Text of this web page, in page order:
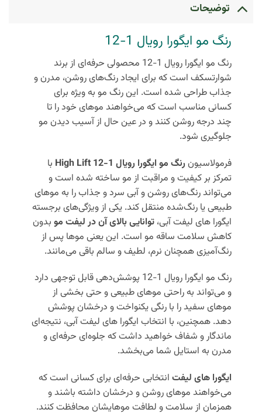
توضیحات
رنگ مو ایگورا رویال 1-12
رنگ مو ایگورا رویال 1-12
محصولی حرفه‌ای از برند
شوارتسکف است که برای ایجاد رنگ‌های روشن، مدرن و
جذاب طراحی شده است. این رنگ مو به ویژه برای
کسانی مناسب است که می‌خواهند موهای خود را تا
چند درجه روشن کنند و در عین حال از آسیب دیدن مو
جلوگیری شود.
فرمولاسیون رنگ مو ایگورا رویال 1-12 High Lift
با
تمرکز بر کیفیت و مراقبت از مو ساخته شده است و
می‌تواند رنگ‌های روشن و آبی سرد و جذاب را به موهای
طبیعی یا رنگ‌شده منتقل کند. یکی از ویژگی‌های برجسته
ایگورا های لیفت آبی، توانایی بالای آن در لیفت موبدون
کاهش سلامت ساقه مو است. این یعنی موها پس از
رنگ‌آمیزی همچنان نرم، لطیف و سالم باقی می‌مانند.
رنگ مو ایگورا رویال 1-12 پوشش‌دهی قابل توجهی دارد
و می‌تواند به راحتی موهای طبیعی و حتی بخشی از
موهای سفید را با رنگی یکنواخت و درخشان پوشش
دهد. همچنین، با انتخاب ایگورا های لیفت آبی، نتیجه‌ای
ماندگار و شفاف خواهید داشت که جلوه‌ای حرفه‌ای و
مدرن به استایل شما می‌بخشد.
ایگورا های لیفت انتخابی حرفه‌ای برای کسانی است که
می‌خواهند موهای روشن و درخشان داشته باشند و
همزمان از سلامت و لطافت موهایشان محافظت کنند.